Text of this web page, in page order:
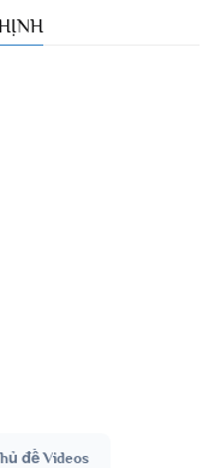
đề Videos